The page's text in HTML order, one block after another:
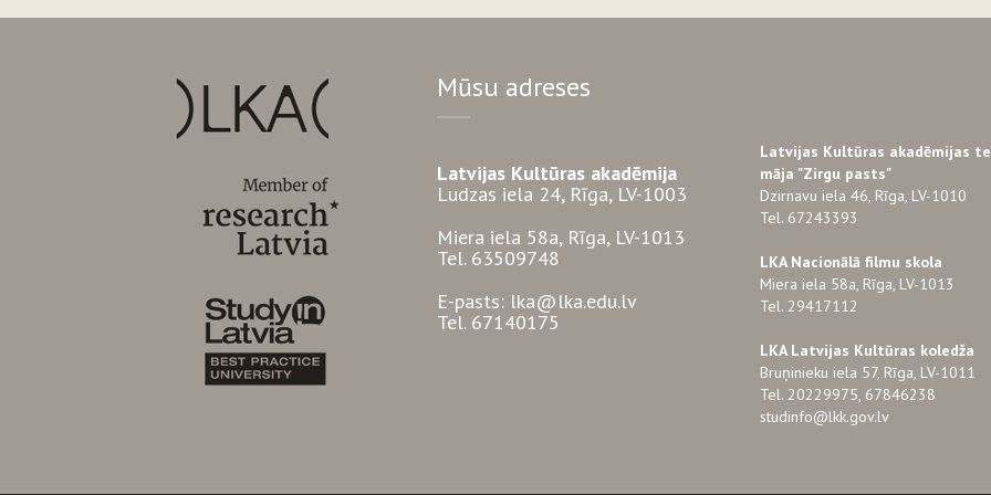
Mūsu adreses
Latvijas Kultūras akadēmija
Ludzas iela 24, Rīga, LV-1003
Miera iela 58a, Rīga, LV-1013
Tel. 63509748
E-pasts: lka@lka.edu.lv
Tel. 67140175
Latvijas Kultūras akadēmijas
māja "Zirgu pasts"
Dzirnavu iela 46, Rīga, LV-1010
Tel. 67243393
LKA Nacionālā filmu skola
Miera iela 58a, Rīga, LV-1013
Tel. 29417112
LKA Latvijas Kultūras koledža
Bruņinieku iela 57, Rīga, LV-1011
Tel. 20229975, 67846238
studinfo@lkk.gov.lv